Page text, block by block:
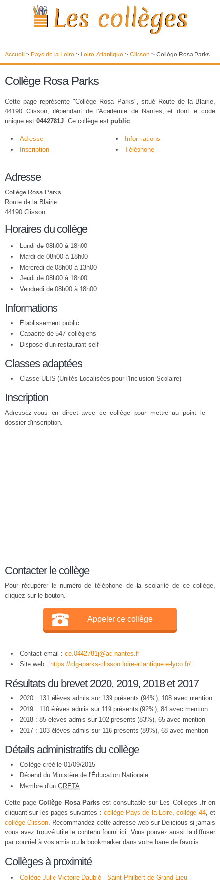
Accueil > Pays de la Loire > Loire-Atlantique > Clisson > Collège Rosa Parks
Collège Rosa Parks
Cette page représente "Collège Rosa Parks", situé Route de la Blairie,
44190 Clisson, dépendant de l'Académie de Nantes, et dont le code
unique est 0442781J. Ce collège est public.
Adresse
Informations
Inscription
Téléphone
Adresse
Collège Rosa Parks
Route de la Blairie
44190 Clisson
Horaires du collège
Lundi de 08h00 à 18h00
Mardi de 08h00 à 18h00
Mercredi de 08h00 à 13h00
Jeudi de 08h00 à 18h00
Vendredi de 08h00 à 18h00
Informations
Établissement public
Capacité de 547 collégiens
Dispose d'un restaurant self
Classes adaptées
Classe ULIS (Unités Localisées pour l'Inclusion Scolaire)
Inscription
Adressez-vous en direct avec ce collège pour mettre au point le
dossier d'inscription.
Contacter le collège
Pour récupérer le numéro de téléphone de la scolarité de ce collège,
cliquez sur le bouton.
Appeler ce collège
Contact email : ce.0442781j@ac-nantes.fr
Site web : https://clg-rparks-clisson.loire-atlantique.e-lyco.fr/
Résultats du brevet 2020, 2019, 2018 et 2017
2020 : 131 élèves admis sur 139 présents (94%), 108 avec mention
2019 : 110 élèves admis sur 119 présents (92%), 84 avec mention
2018 : 85 élèves admis sur 102 présents (83%), 65 avec mention
2017 : 103 élèves admis sur 116 présents (89%), 68 avec mention
Détails administratifs du collège
Collège créé le 01/09/2015
Dépend du Ministère de l'Éducation Nationale
Membre d'un GRETA
Cette pageCollège Rosa Parksest consultable sur Les Colleges .fr en
cliquant sur les pages suivantes : collège Pays de la Loire,collège 44, et
collège Clisson. Recommandez cette adresse web sur Delicious si jamais
vous avez trouvé utile le contenu fourni ici. Vous pouvez aussi la diffuser
par courriel à vos amis ou la bookmarker dans votre barre de favoris.
Collèges à proximité
Collège Julie-Victoire Daubié - Saint-Philbert-de-Grand-Lieu